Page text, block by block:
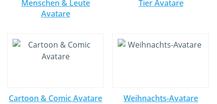
Menschen & Leute
Avatare
Tier Avatare
Cartoon & Comic Avatare Weihnachts-Avatare